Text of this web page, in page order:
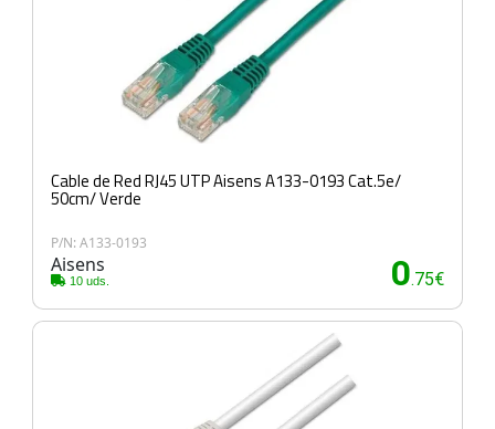
Cable de Red RJ45 UTP Aisens A133-0193 Cat.5e/
50cm/ Verde
P/N: A133-0193
Aisens
10 uds. 0.75€